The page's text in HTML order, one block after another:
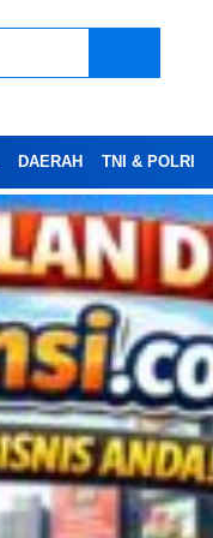
DAERAH TNI & POLRI